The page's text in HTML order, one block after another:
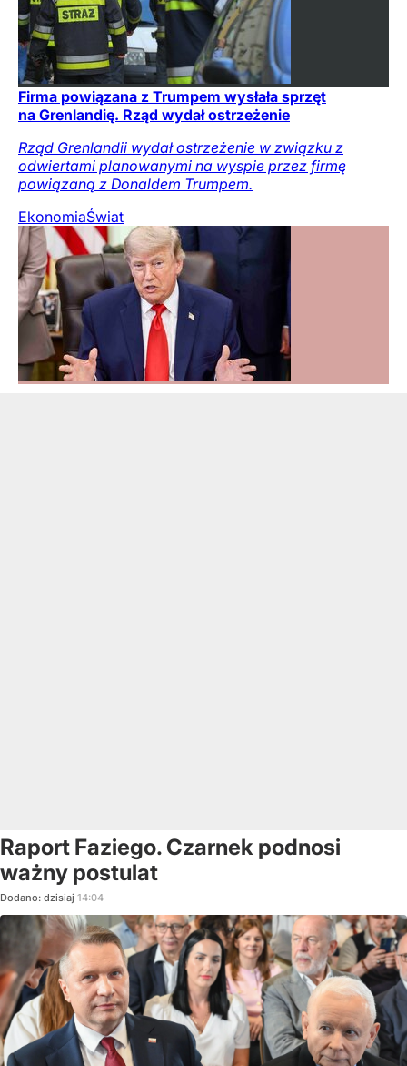
Firma powiązana z Trumpem wysłała sprzęt
na Grenlandię. Rząd wydał ostrzeżenie
Rząd Grenlandii wydał ostrzeżenie w związku z
odwiertami planowanymi na wyspie przez firmę
powiązaną z Donaldem Trumpem.
EkonomiaŚwiat
Raport Faziego. Czarnek podnosi
ważny postulat
Dodano: dzisiaj 14:04